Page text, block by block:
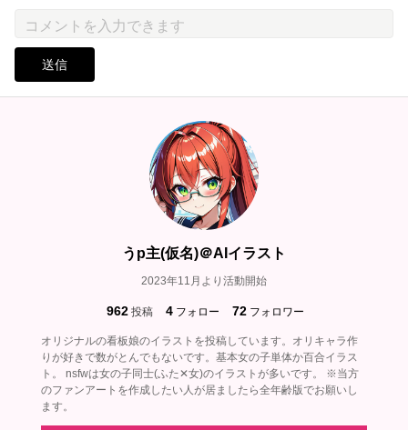
送信
うp主(仮名)＠AIイラスト
2023年11月より活動開始
962 投稿 4 フォロー 72 フォロワー
オリジナルの看板娘のイラストを投稿しています。オリキャラ作
りが好きで数がとんでもないです。基本女の子単体か百合イラス
ト。 nsfwは女の子同士(ふた✕女)のイラストが多いです。 ※当方
のファンアートを作成したい人が居ましたら全年齢版でお願いし
ます。